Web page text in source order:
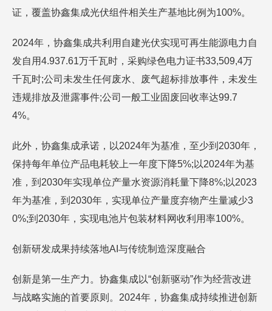
证，覆盖协鑫集成光伏组件相关生产基地比例为100%。
2024年，协鑫集成共利用自建光伏实现可再生能源电力自
发自用4.937.61万千瓦时，采购绿色电力证书33,509,4万
千瓦时;公司未发生任何废水、废气超标排放事件，未发生
违规排放及泄露事件;公司一般工业固废回收率达99.7
4%。
此外，协鑫集成承诺，以2024年为基准，至少到2030年，
保持每年单位产品电耗较上一年度下降5%;以2024年为基
准，到2030年实现单位产量水资源消耗量下降8%;以2023
年为基准，到2030年，实现单位产量度弃物产生量减少3
0%;到2030年，实现电池片包装材料网收利用率100%。
创新研发成果持续落地AI与传统制造深度融合
创新是第一生产力。协鑫集成以“创新驱动”作为经营改进
与战略实施的首要原则。2024年，协鑫集成持续推进创新